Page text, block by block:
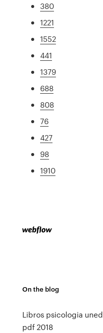
380
1221
1552
441
1379
688
808
76
427
98
1910
On the blog
Libros psicologia uned
pdf 2018